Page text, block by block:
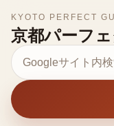
KYOTO PERFECT
京都パーフ
サイト内検索